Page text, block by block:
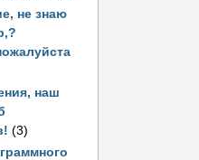
не знаю
наш
(3)